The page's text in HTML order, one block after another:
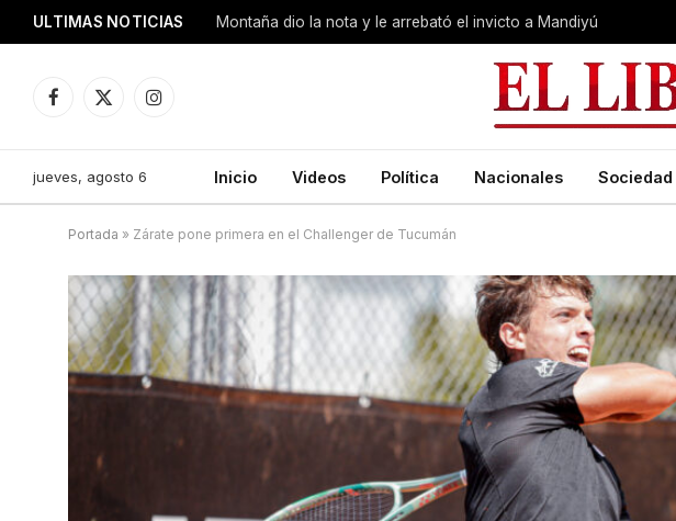
ULTIMAS NOTICIAS Montaña dio la nota y le arrebató el invicto a Mandiyú
Facebook
X
Instagram
jueves, agosto 6 Inicio Videos Política Nacionales Sociedad
Portada » Zárate pone primera en el Challenger de Tucumán